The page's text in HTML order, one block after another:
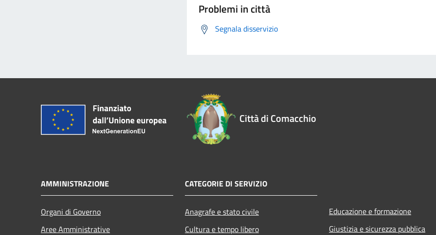
Problemi in città
Segnala disservizio
Città di Comacchio
AMMINISTRAZIONE
Organi di Governo
Aree Amministrative
CATEGORIE DI SERVIZIO
Anagrafe e stato civile
Cultura e tempo libero
Educazione e formazione
Giustizia e sicurezza pubblica